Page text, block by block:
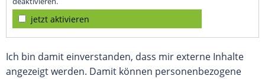
jetzt aktivieren
Ich bin damit einverstanden, dass mir externe Inhalte
angezeigt werden. Damit können personenbezogene